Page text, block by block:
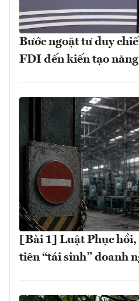
Bước ngoặt tư duy
FDI đến kiến tạo
[Bài 1] Luật Phục
tiên “tái sinh” doanh